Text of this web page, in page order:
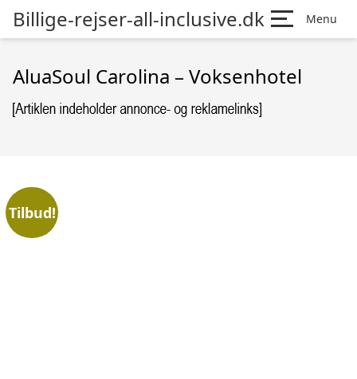
Billige-rejser-all-inclusive.dk Menu
AluaSoul Carolina – Voksenhotel
Tilbud!